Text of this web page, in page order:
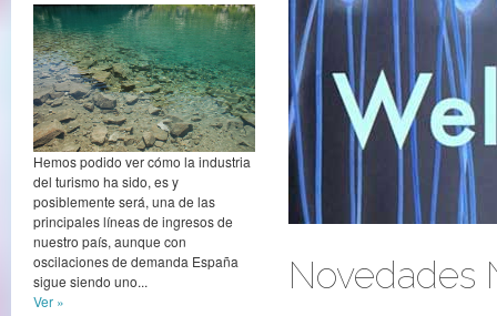
Hemos podido ver cómo la industria
del turismo ha sido, es y
posiblemente será, una de las
principales líneas de ingresos de
nuestro país, aunque con
oscilaciones de demanda España
sigue siendo uno...
Ver »
Novedades